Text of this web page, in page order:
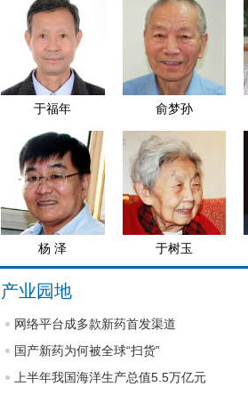
于福年 俞梦孙
杨 泽 于树玉
产业园地
网络平台成多款新药首发渠道
国产新药为何被全球“扫货”
上半年我国海洋生产总值5.5万亿元